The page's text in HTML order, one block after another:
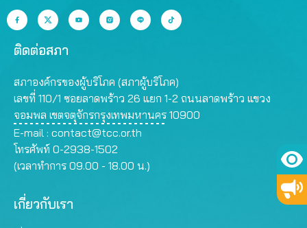
ติดต่อสภา
สภาองค์กรของผู้บริโภค (สภาผู้บริโภค)
เลขที่ 110/1 ซอยลาดพร้าว 26 แยก 1-2 ถนนลาดพร้าว แขวง
จอมพล เขตจตุจักรกรุงเทพมหานคร 10900
E-mail : contact@tcc.or.th
โทรศัพท์ 0-2938-1502
(เวลาทำการ 09.00 - 18.00 น.)
เกี่ยวกับเรา